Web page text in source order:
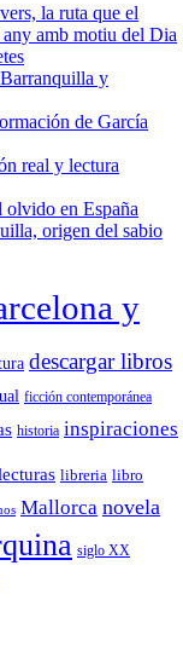
la ruta que el
amb motiu del Dia
y
de García
real y lectura
olvido en España
origen del sabio
y
descargar libros
ficción contemporánea
historia inspiraciones
libreria libro
Mallorca novela
siglo XX